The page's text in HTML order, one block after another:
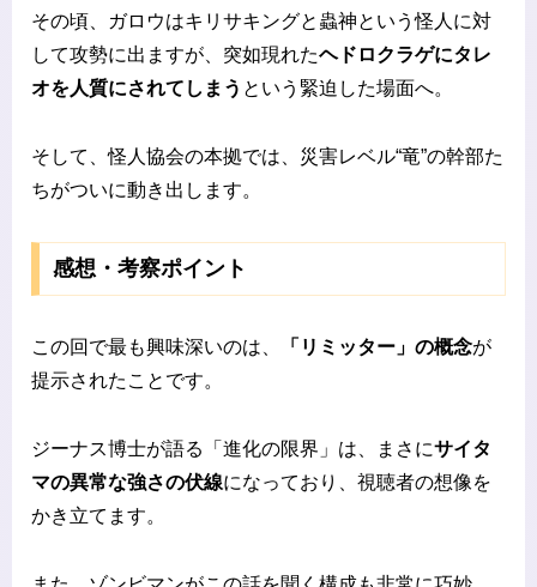
その頃、ガロウはキリサキングと蟲神という怪人に対
して攻勢に出ますが、突如現れたヘドロクラゲにタレ
オを人質にされてしまう という緊迫した場面へ。
そして、怪人協会の本拠では、災害レベル“竜”の幹部た
ちがついに動き出します。
感想・考察ポイント
この回で最も興味深いのは、 「リミッター」の概念が
提示されたことです。
ジーナス博士が語る「進化の限界」は、まさにサイタ
マの異常な強さの伏線になっており、視聴者の想像を
かき立てます。